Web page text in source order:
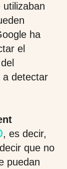
ha
el
a detectar
, es decir,
que no
puedan